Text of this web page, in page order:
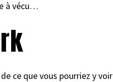
à vécu…
ce que vous pourriez y voir